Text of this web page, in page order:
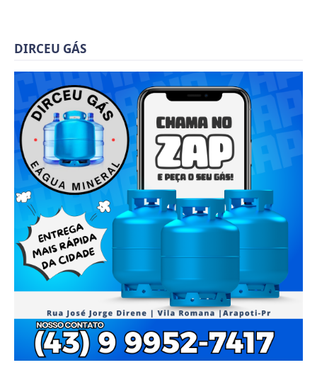
DIRCEU GÁS